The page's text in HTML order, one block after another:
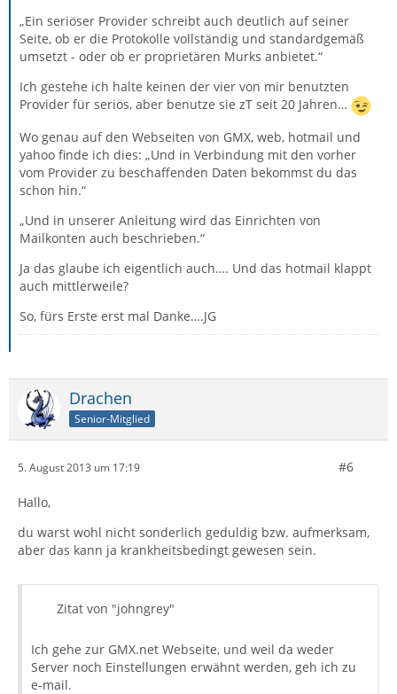
„Ein seriöser Provider schreibt auch deutlich auf seiner
Seite, ob er die Protokolle vollständig und standardgemäß
umsetzt - oder ob er proprietären Murks anbietet.“
Ich gestehe ich halte keinen der vier von mir benutzten
Provider für seriös, aber benutze sie zT seit 20 Jahren…
Wo genau auf den Webseiten von GMX, web, hotmail und
yahoo finde ich dies: „Und in Verbindung mit den vorher
vom Provider zu beschaffenden Daten bekommst du das
schon hin.“
„Und in unserer Anleitung wird das Einrichten von
Mailkonten auch beschrieben.“
Ja das glaube ich eigentlich auch…. Und das hotmail klappt
auch mittlerweile?
So, fürs Erste erst mal Danke….JG
Drachen
Senior-Mitglied
5. August 2013 um 17:19 #6
Hallo,
du warst wohl nicht sonderlich geduldig bzw. aufmerksam,
aber das kann ja krankheitsbedingt gewesen sein.
Zitat von "johngrey"
Ich gehe zur GMX.net Webseite, und weil da weder
Server noch Einstellungen erwähnt werden, geh ich zu
e-mail.